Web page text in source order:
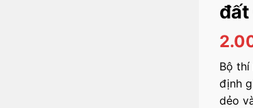
đất
Bộ thí
định
dẻo